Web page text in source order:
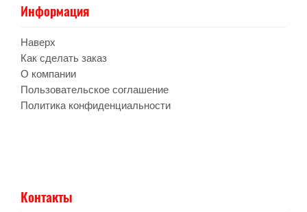
Информация
Наверх
Как сделать заказ
О компании
Пользовательское соглашение
Политика конфиденциальности
Контакты